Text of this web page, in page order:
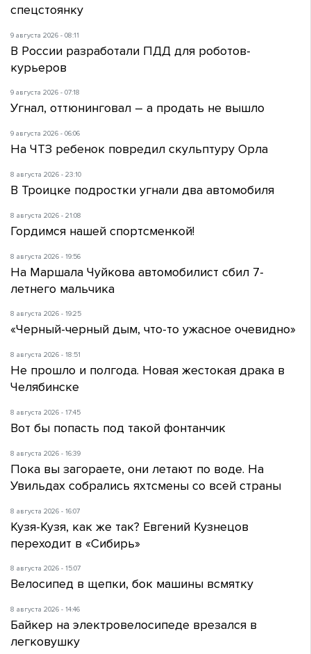
спецстоянку
9 августа 2026 - 08:11
В России разработали ПДД для роботов-
курьеров
9 августа 2026 - 07:18
Угнал, оттюнинговал – а продать не вышло
9 августа 2026 - 06:06
На ЧТЗ ребенок повредил скульптуру Орла
8 августа 2026 - 23:10
В Троицке подростки угнали два автомобиля
8 августа 2026 - 21:08
Гордимся нашей спортсменкой!
8 августа 2026 - 19:56
На Маршала Чуйкова автомобилист сбил 7-
летнего мальчика
8 августа 2026 - 19:25
«Черный-черный дым, что-то ужасное очевидно»
8 августа 2026 - 18:51
Не прошло и полгода. Новая жестокая драка в
Челябинске
8 августа 2026 - 17:45
Вот бы попасть под такой фонтанчик
8 августа 2026 - 16:39
Пока вы загораете, они летают по воде. На
Увильдах собрались яхтсмены со всей страны
8 августа 2026 - 16:07
Кузя-Кузя, как же так? Евгений Кузнецов
переходит в «Сибирь»
8 августа 2026 - 15:07
Велосипед в щепки, бок машины всмятку
8 августа 2026 - 14:46
Байкер на электровелосипеде врезался в
легковушку